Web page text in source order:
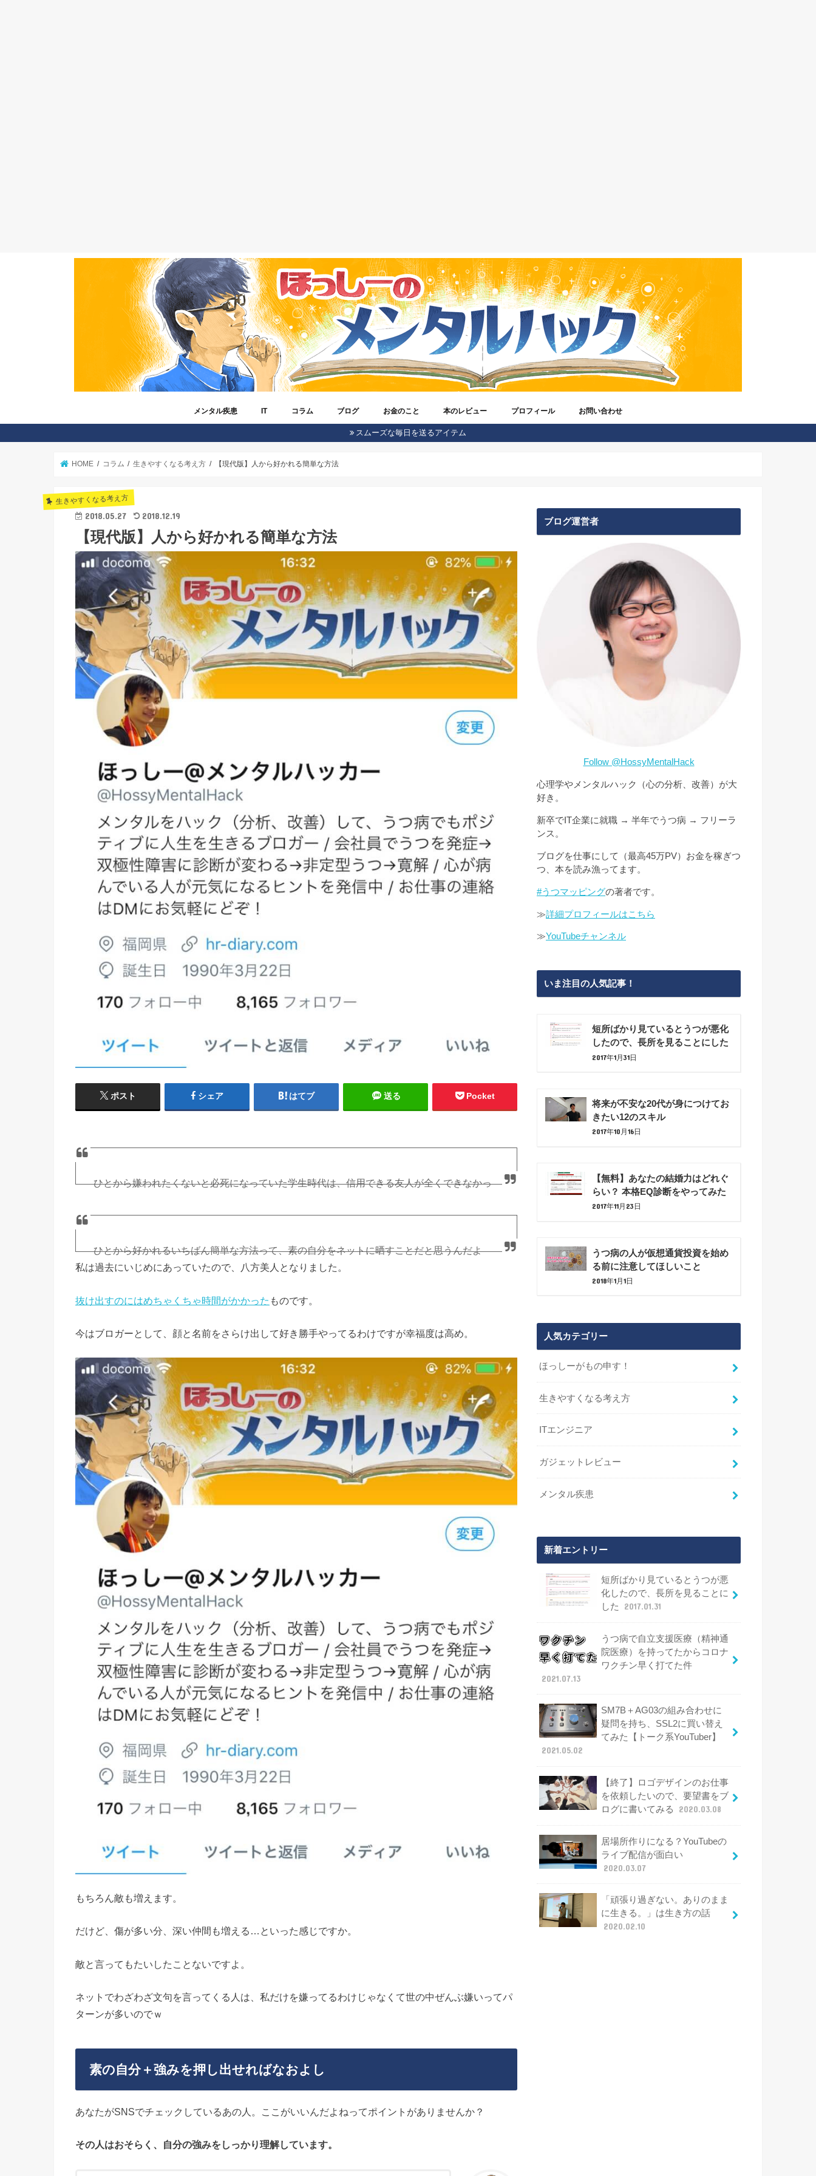
メンタル疾患 IT コラム
ほっしーがもの申す！
生きやすくなる考え方
仕事に対しての心構え
気になるビジネスのネタ
ブログ
アクセスアップの方法
ブロガー活動記録
ブログオピニオン
WordPress
お金のこと
仮想通貨
株式投資(ロボアドバイザー)
お金に対する考え方
本のレビュー
うつ病のこと
自信をつけてくれる本
ブログのことがわかる本
発達障害
ビジネス書
心理学
考え方が変わる本
脳科学
自己啓発
プロフィール お問い合わせ
スムーズな毎日を送るアイテム
HOME コラム 生きやすくなる考え方 【現代版】人から好かれる簡単な方法
生きやすくなる考え方
2018.05.27 2018.12.19
【現代版】人から好かれる簡単な方法
ポスト シェア はてブ 送る Pocket
ひとから嫌われたくないと必死になっていた学生時代は、信用できる友人が全くできなかっ
周りにいる。
ひとから好かれるいちばん簡単な方法って、素の自分をネットに晒すことだと思うんだよ
ね。
みんな自分にしか興味ないから、ひとのことなんていちいち覚えないんだよ。
でも、いつも素の自分をでいるひとには目がとまるんだよね。うらやましいから。
— ほっしー@メンタルハッカー (@HossyMentalHack)
私は過去にいじめにあっていたので、八方美人となりました。
抜け出すのにはめちゃくちゃ時間がかかった ものです。
今はブロガーとして、顔と名前をさらけ出して好き勝手やってるわけですが幸福度は高め。
もちろん敵も増えます。
だけど、傷が多い分、深い仲間も増える…といった感じですか。
敵と言ってもたいしたことないですよ。
ネットでわざわざ文句を言ってくる人は、私だけを嫌ってるわけじゃなくて世の中ぜんぶ嫌いってパ
ターンが多いのでｗ
素の自分＋強みを押し出せればなおよし
あなたがSNSでチェックしているあの人。ここがいいんだよねってポイントがありませんか？
その人はおそらく、自分の強みをしっかり理解しています。
ブログ運営者
Follow @HossyMentalHack
心理学やメンタルハック（心の分析、改善）が大
好き。
新卒でIT企業に就職 → 半年でうつ病 → フリーラ
ンス。
ブログを仕事にして（最高45万PV）お金を稼ぎつ
つ、本を読み漁ってます。
#うつマッピングの著者です。
≫詳細プロフィールはこちら
≫YouTubeチャンネル
いま注目の人気記事！
短所ばかり見ているとうつが悪化
したので、長所を見ることにした
2017年1月31日
将来が不安な20代が身につけてお
きたい12のスキル
2017年10月16日
【無料】あなたの結婚力はどれぐ
らい？ 本格EQ診断をやってみた
2017年11月23日
うつ病の人が仮想通貨投資を始め
る前に注意してほしいこと
2018年1月1日
人気カテゴリー
ほっしーがもの申す！
生きやすくなる考え方
ITエンジニア
ガジェットレビュー
メンタル疾患
新着エントリー
短所ばかり見ているとうつが悪
化したので、長所を見ることに
した
2017.01.31
うつ病で自立支援医療（精神通
院医療）を持ってたからコロナ
ワクチン早く打てた件
2021.07.13
SM7B＋AG03の組み合わせに
疑問を持ち、SSL2に買い替え
てみた【トーク系YouTuber】
2021.05.02
【終了】ロゴデザインのお仕事
を依頼したいので、要望書をブ
ログに書いてみる
2020.03.08
居場所作りになる？YouTubeの
ライブ配信が面白い
2020.03.07
「頑張り過ぎない。ありのまま
に生きる。」は生き方の話
2020.02.10